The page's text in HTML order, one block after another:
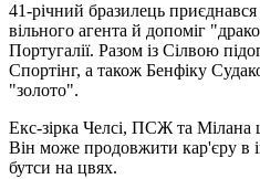
41-річний бразилець
вільного агента й допоміг
Португалії. Разом із Сілвою
Спортінг, а також Бенфіку
"золото".
Екс-зірка Челсі, ПСЖ та Мілана
Він може продовжити кар'єру в
бутси на цвях.